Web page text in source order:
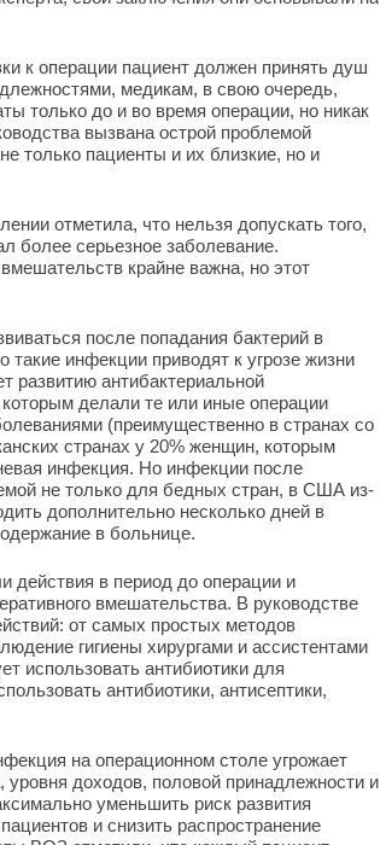
к операции пациент должен принять душ
медикам, в свою очередь,
только до и во время операции, но никак
вызвана острой проблемой
только пациенты и их близкие, но и
отметила, что нельзя допускать того,
более серьезное заболевание.
крайне важна, но этот
после попадания бактерий в
инфекции приводят к угрозе жизни
развитию антибактериальной
которым делали те или иные операции
(преимущественно в странах со
странах у 20% женщин, которым
инфекция. Но инфекции после
не только для бедных стран, в США из-
дополнительно несколько дней в
в больнице.
действия в период до операции и
вмешательства. В руководстве
от самых простых методов
гигиены хирургами и ассистентами
использовать антибиотики для
антибиотики, антисептики,
на операционном столе угрожает
уровня доходов, половой принадлежности и
уменьшить риск развития
и снизить распространение